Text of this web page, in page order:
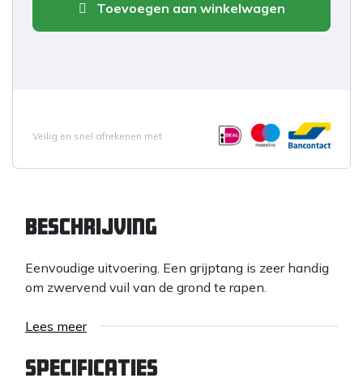
Toevoegen aan winkelwagen
Veilig en snel afrekenen met
Beschrijving
Eenvoudige uitvoering. Een grijptang is zeer handig
om zwervend vuil van de grond te rapen.
Lees meer
Specificaties